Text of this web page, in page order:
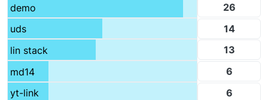
demo
26
uds
14
lin stack
13
md14
6
yt-link
6